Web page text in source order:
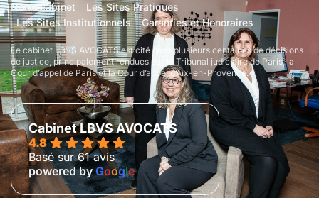
Notre cabinet
Les Sites Pratiques
Les Sites Institutionnels
Garanties et Honoraires
Le cabinet LBVS AVOCATS est cité dans plusieurs centaines de décisions
de justice, principalement rendues par le Tribunal judiciaire de Paris, la
Cour d’appel de Paris et la Cour d’appel d’Aix-en-Provence.
Cabinet LBVS AVOCATS
4.8
Basé sur 61 avis
powered byGoogle